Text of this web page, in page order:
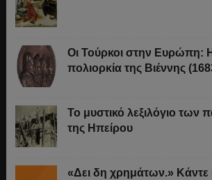
Οι Τούρκοι στην Ευρώπη:
πολιορκία της Βιέννης
Το μυστικό λεξιλόγιο των
της Ηπείρου
«Δει δη χρημάτων.» Κάντε